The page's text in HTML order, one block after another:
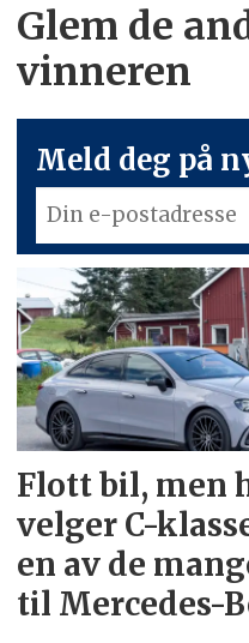
Glem de
vinneren
Meld deg på
Flott bil, men
velger C-
en av de
til Mercedes-